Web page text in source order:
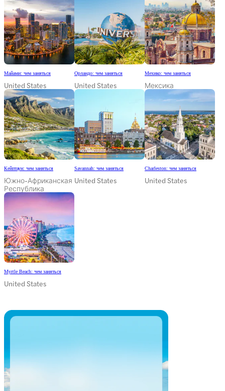
Майами: чем заняться
United States
Орландо: чем заняться
United States
Мехико: чем заняться
Мексика
Кейптаун: чем заняться
Южно-Африканская
Республика
Savannah: чем заняться
United States
Charleston: чем заняться
United States
Myrtle Beach: чем заняться
United States